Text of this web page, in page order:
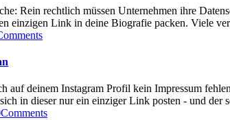
Rein rechtlich müssen Unternehmen ihre
einzigen Link in deine Biografie packen. Viele
auf deinem Instagram Profil kein Impressum
in dieser nur ein einziger Link posten - und
Comments